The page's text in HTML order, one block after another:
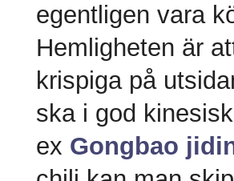
egentligen vara
Hemligheten är
krispiga på
ska i god
ex Gongbao